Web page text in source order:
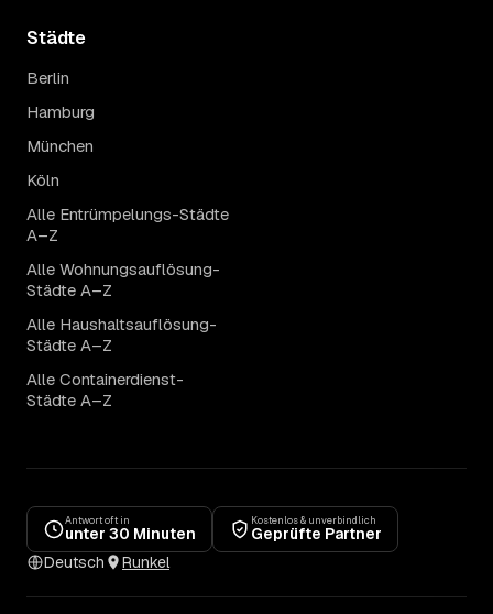
Städte
Berlin
Hamburg
München
Köln
Alle Entrümpelungs-Städte
A–Z
Alle Wohnungsauflösung-
Städte A–Z
Alle Haushaltsauflösung-
Städte A–Z
Alle Containerdienst-
Städte A–Z
Antwort oft in
unter 30 Minuten
Kostenlos & unverbindlich
Geprüfte Partner
Deutsch
Runkel